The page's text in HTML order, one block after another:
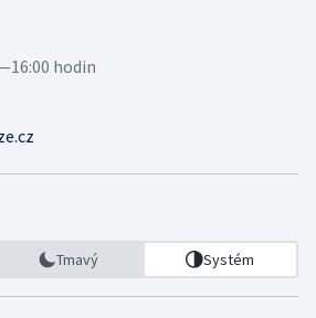
hodin
Tmavý Systém